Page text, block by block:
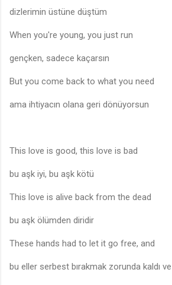
dizlerimin üstüne düştüm
When you're young, you just run
gençken, sadece kaçarsın
But you come back to what you need
ama ihtiyacın olana geri dönüyorsun
This love is good, this love is bad
bu aşk iyi, bu aşk kötü
This love is alive back from the dead
bu aşk ölümden diridir
These hands had to let it go free, and
bu eller serbest bırakmak zorunda kaldı ve